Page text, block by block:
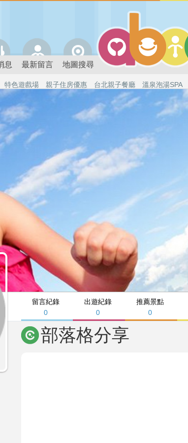
息 最新留言 地圖搜尋
特色遊戲場 親子住房優惠 台北親子餐廳 溫泉泡湯SPA
留言紀錄
0
出遊紀錄
0
推薦景點
0
部落格分享